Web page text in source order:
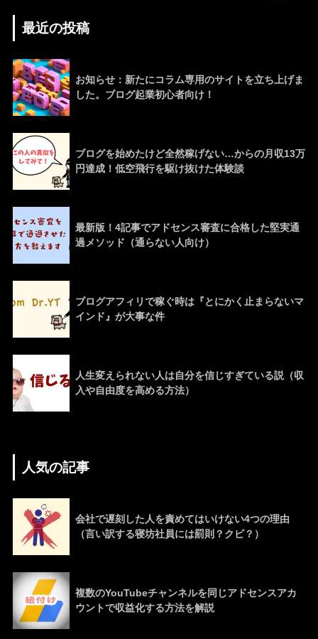
最近の投稿
お知らせ：新たにコラム専用のサイトを立ち上げま
した。ブログ起業初心者向け！
ブログを始めたけど全然稼げない…からの月収13万
円達成！低空飛行を駆け抜けた体験談
最新版！4記事でアドセンス審査に合格した堅実通
過メソッド（通らない人向け）
ブログアフィリで稼ぐ時は『とにかく止まらないマ
インド』が大事な件
人生変えられない人は自分を信じすぎている説（収
入や自由度を高める方法）
人気の記事
会社で遅刻した人を責めてはいけない4つの理由
（言い訳する寝坊社員には罰則？クビ？）
複数のYouTubeチャンネルを同じアドセンスアカ
ウントで収益化する方法を解説